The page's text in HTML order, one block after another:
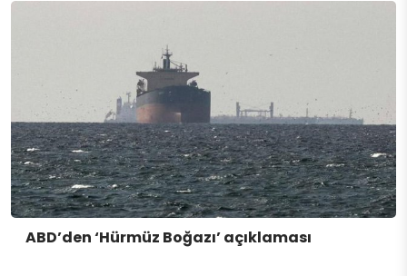
ABD’den ‘Hürmüz Boğazı’ açıklaması